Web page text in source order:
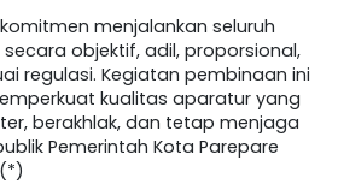
menjalankan seluruh
objektif, adil, proporsional,
regulasi. Kegiatan pembinaan ini
kualitas aparatur yang
berakhlak, dan tetap menjaga
Pemerintah Kota Parepare